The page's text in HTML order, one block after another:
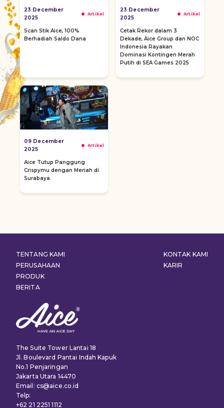
23 December
2025
Artikel
Scan Stik Aice, 100%
Berhadiah Saldo Dana
23 December
2025
Artikel
Cetak Rekor dalam 3
Dekade, Aice Group dan NOC
Indonesia Rayakan
Dominasi Kontingen Merah
Putih di SEA Games 2025
09 December
2025
Artikel
Aice Tutup Panggung
Crispymu dengan Meriah di
Surabaya
The Suite Tower Lantai 18
Jl. Boulevard Pantai Indah Kapuk
No.1 Penjaringan
Jakarta Utara 14470
Email: cs@aice.co.id
Telp:
+62 21 2251 1112
TENTANG KAMI
PERUSAHAAN
PRODUK
BERITA
KONTAK KAMI
KARIR